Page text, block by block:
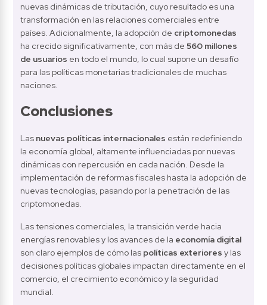
nuevas dinámicas de tributación, cuyo resultado es una
transformación en las relaciones comerciales entre
países. Adicionalmente, la adopción de criptomonedas
ha crecido significativamente, con más de 560 millones
de usuarios en todo el mundo, lo cual supone un desafío
para las políticas monetarias tradicionales de muchas
naciones.
Conclusiones
Las nuevas políticas internacionales están redefiniendo
la economía global, altamente influenciadas por nuevas
dinámicas con repercusión en cada nación. Desde la
implementación de reformas fiscales hasta la adopción de
nuevas tecnologías, pasando por la penetración de las
criptomonedas.
Las tensiones comerciales, la transición verde hacia
energías renovables y los avances de la economía digital
son claro ejemplos de cómo las políticas exteriores y las
decisiones políticas globales impactan directamente en el
comercio, el crecimiento económico y la seguridad
mundial.